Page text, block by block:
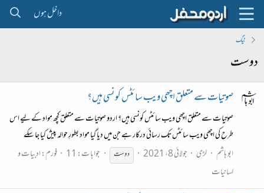
داخل ہوں
ٹیگ
دوست
صوتیات سے متعلق اچھی ویب سائٹس کونسی ہیں؟
صوتیات سے متعلق اچھی ویب سائٹس کونسی ہیں؟ اردو صوتیات سے متعلق کچھ مواد کے لیے اس
طرح کی اچھی ویب سائٹس تک رسائی درکار ہے جن میں دیا گیا مواد بطورِ حوالہ پیش کیا جا سکے
ابو ہاشم لڑی جولائی 8، 2021 دوست جوابات: 11 فورم:ادبیات و
لسانیات